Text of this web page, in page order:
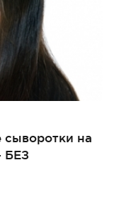
сыворотки на
БЕЗ